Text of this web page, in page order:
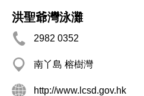
洪聖爺灣泳灘
2982 0352
南丫島 榕樹灣
http://www.lcsd.gov.hk